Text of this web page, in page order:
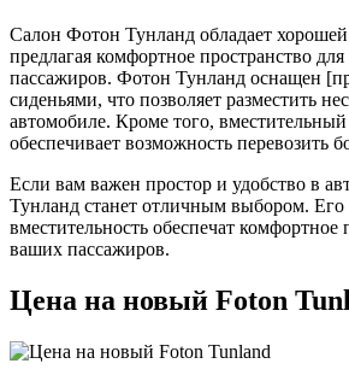
Салон Фотон Тунланд обладает
предлагая комфортное пространство
пассажиров. Фотон Тунланд оснащен
сиденьями, что позволяет разместить
автомобиле. Кроме того,
обеспечивает возможность перевозить
Если вам важен простор и удобство в
Тунланд станет отличным выбором.
вместительность обеспечат комфортное
ваших пассажиров.
Цена на новый Foton